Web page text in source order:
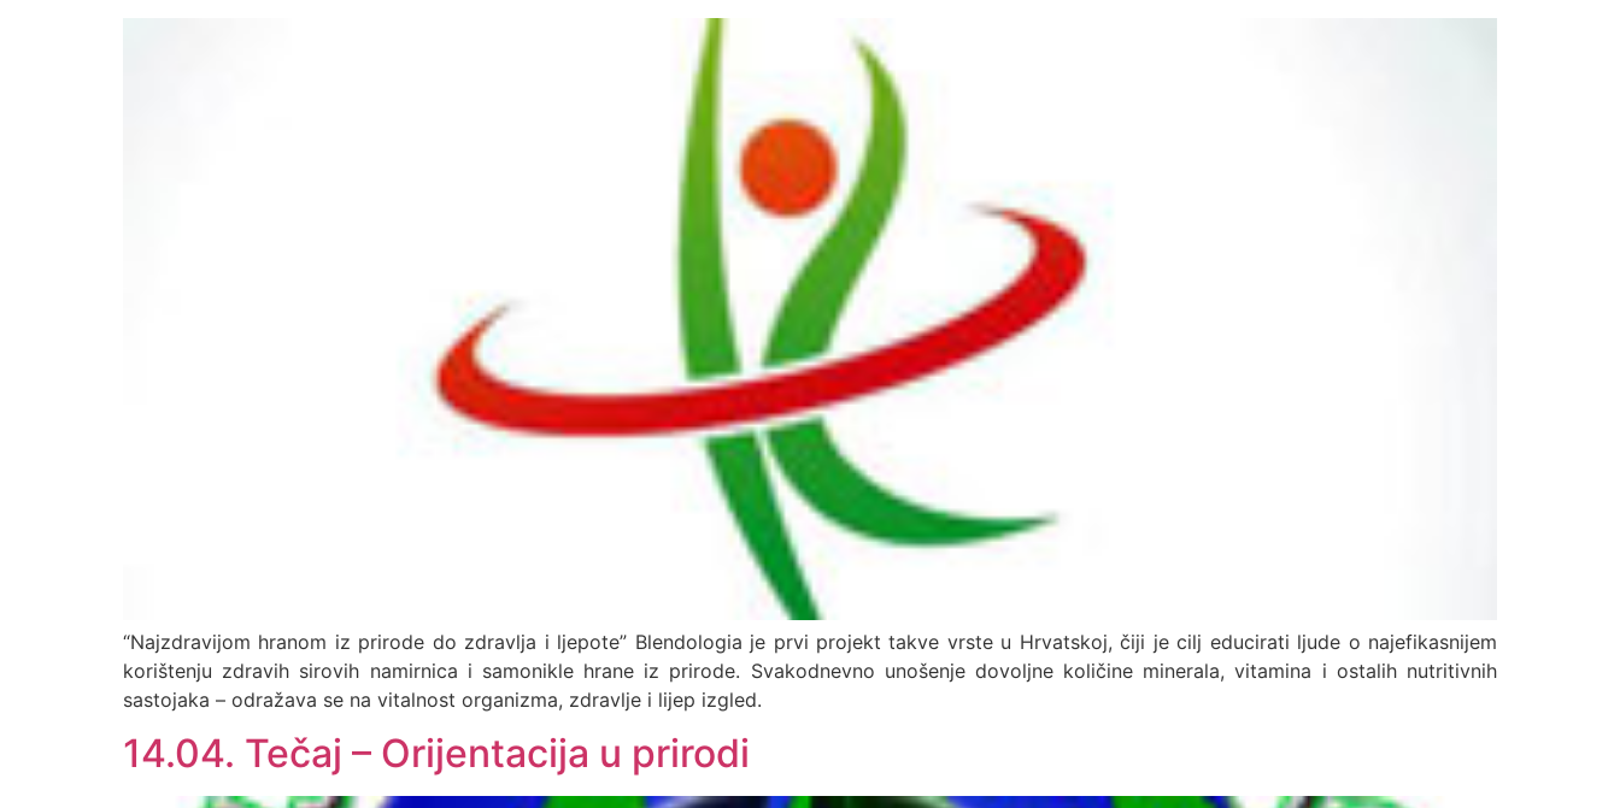
“Najzdravijom hranom iz prirode do zdravlja i ljepote” Blendologia je prvi projekt takve vrste u Hrvatskoj, čiji je cilj educirati ljude o najefikasnijem
korištenju zdravih sirovih namirnica i samonikle hrane iz prirode. Svakodnevno unošenje dovoljne količine minerala, vitamina i ostalih nutritivnih
sastojaka – odražava se na vitalnost organizma, zdravlje i lijep izgled.
14.04. Tečaj – Orijentacija u prirodi